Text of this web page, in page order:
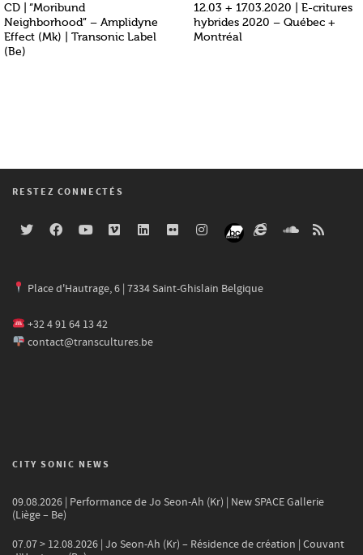
CD | “Moribund
Neighborhood” – Amplidyne
Effect (Mk) | Transonic Label
(Be)
12.03 + 17.03.2020 | E-critures
hybrides 2020 – Québec +
Montréal
RESTEZ CONNECTÉS
Place d'Hautrage, 6 | 7334 Saint-Ghislain Belgique
+32 4 91 64 13 42
contact@transcultures.be
CITY SONIC NEWS
09.08.2026 | Performance de Jo Seon-Ah (Kr) | New SPACE Gallerie
(Liège – Be)
07.07 > 12.08.2026 | Jo Seon-Ah (Kr) – Résidence de création | Couvant